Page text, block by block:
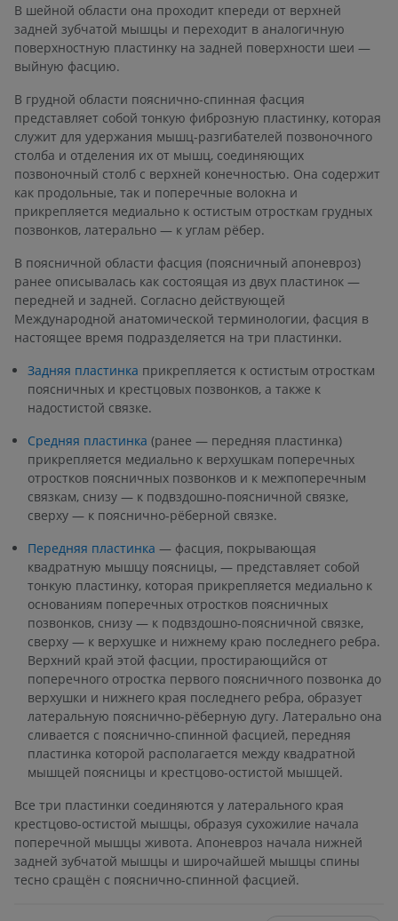
В шейной области она проходит кпереди от верхней
задней зубчатой мышцы и переходит в аналогичную
поверхностную пластинку на задней поверхности шеи —
выйную фасцию.
В грудной области пояснично-спинная фасция
представляет собой тонкую фиброзную пластинку, которая
служит для удержания мышц-разгибателей позвоночного
столба и отделения их от мышц, соединяющих
позвоночный столб с верхней конечностью. Она содержит
как продольные, так и поперечные волокна и
прикрепляется медиально к остистым отросткам грудных
позвонков, латерально — к углам рёбер.
В поясничной области фасция (поясничный апоневроз)
ранее описывалась как состоящая из двух пластинок —
передней и задней. Согласно действующей
Международной анатомической терминологии, фасция в
настоящее время подразделяется на три пластинки.
Задняя пластинка прикрепляется к остистым отросткам
поясничных и крестцовых позвонков, а также к
надостистой связке.
Средняя пластинка (ранее — передняя пластинка)
прикрепляется медиально к верхушкам поперечных
отростков поясничных позвонков и к межпоперечным
связкам, снизу — к подвздошно-поясничной связке,
сверху — к пояснично-рёберной связке.
Передняя пластинка — фасция, покрывающая
квадратную мышцу поясницы, — представляет собой
тонкую пластинку, которая прикрепляется медиально к
основаниям поперечных отростков поясничных
позвонков, снизу — к подвздошно-поясничной связке,
сверху — к верхушке и нижнему краю последнего ребра.
Верхний край этой фасции, простирающийся от
поперечного отростка первого поясничного позвонка до
верхушки и нижнего края последнего ребра, образует
латеральную пояснично-рёберную дугу. Латерально она
сливается с пояснично-спинной фасцией, передняя
пластинка которой располагается между квадратной
мышцей поясницы и крестцово-остистой мышцей.
Все три пластинки соединяются у латерального края
крестцово-остистой мышцы, образуя сухожилие начала
поперечной мышцы живота. Апоневроз начала нижней
задней зубчатой мышцы и широчайшей мышцы спины
тесно сращён с пояснично-спинной фасцией.